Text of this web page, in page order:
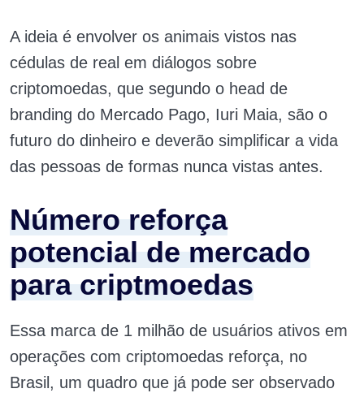
A ideia é envolver os animais vistos nas
cédulas de real em diálogos sobre
criptomoedas, que segundo o head de
branding do Mercado Pago, Iuri Maia, são o
futuro do dinheiro e deverão simplificar a vida
das pessoas de formas nunca vistas antes.
Número reforça
potencial de mercado
para criptmoedas
Essa marca de 1 milhão de usuários ativos em
operações com criptomoedas reforça, no
Brasil, um quadro que já pode ser observado